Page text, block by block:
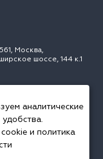
Москва,
шоссе, 144 к.1
аналитические
и политика